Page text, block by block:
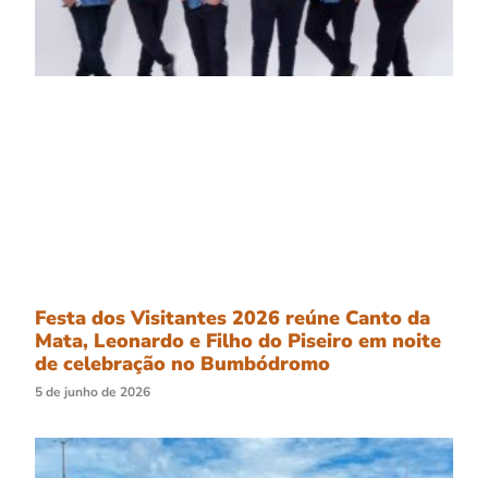
Festa dos Visitantes 2026 reúne Canto da
Mata, Leonardo e Filho do Piseiro em noite
de celebração no Bumbódromo
5 de junho de 2026